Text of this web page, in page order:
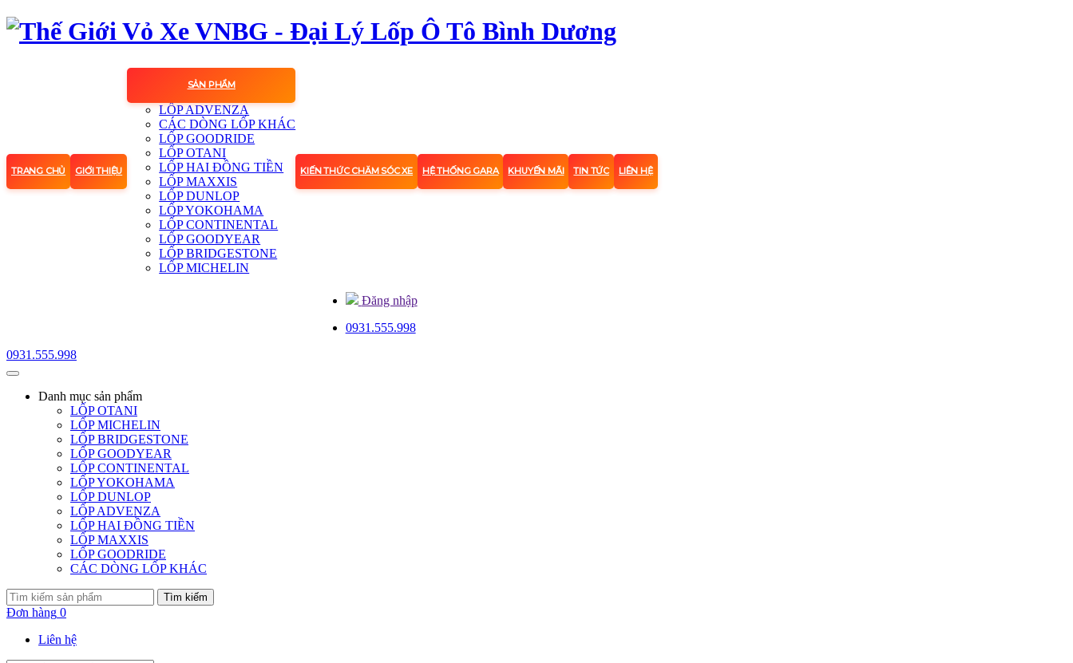
TRANG CHỦ GIỚI THIỆU
SẢN PHẨM
LỐP ADVENZA
CÁC DÒNG LỐP KHÁC
LỐP GOODRIDE
LỐP OTANI
LỐP HAI ĐỒNG TIỀN
LỐP MAXXIS
LỐP DUNLOP
LỐP YOKOHAMA
LỐP CONTINENTAL
LỐP GOODYEAR
LỐP BRIDGESTONE
LỐP MICHELIN
KIẾN THỨC CHĂM SÓC XE HỆ THỐNG GARA KHUYẾN MÃI TIN TỨC LIÊN HỆ
Đăng nhập
0931.555.998
0931.555.998
Danh mục sản phẩm
LỐP OTANI
LỐP MICHELIN
LỐP BRIDGESTONE
LỐP GOODYEAR
LỐP CONTINENTAL
LỐP YOKOHAMA
LỐP DUNLOP
LỐP ADVENZA
LỐP HAI ĐỒNG TIỀN
LỐP MAXXIS
LỐP GOODRIDE
CÁC DÒNG LỐP KHÁC
Tìm kiếm
Đơn hàng 0
Liên hệ